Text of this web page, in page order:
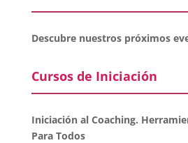
Descubre nuestros próximos
Cursos de Iniciación
Iniciación al Coaching.
Para Todos